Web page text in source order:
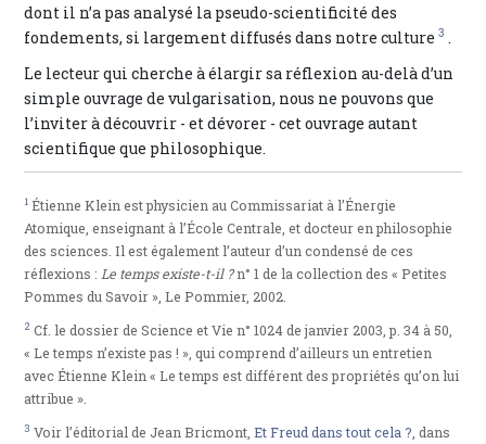
dont il n’a pas analysé la pseudo-scientificité des
fondements, si largement diffusés dans notre culture 3 .
Le lecteur qui cherche à élargir sa réflexion au-delà d’un
simple ouvrage de vulgarisation, nous ne pouvons que
l’inviter à découvrir - et dévorer - cet ouvrage autant
scientifique que philosophique.
1 Étienne Klein est physicien au Commissariat à l’Énergie
Atomique, enseignant à l’École Centrale, et docteur en philosophie
des sciences. Il est également l’auteur d’un condensé de ces
réflexions : Le temps existe-t-il ?n° 1 de la collection des « Petites
Pommes du Savoir », Le Pommier, 2002.
2 Cf. le dossier de Science et Vie n° 1024 de janvier 2003, p. 34 à 50,
« Le temps n’existe pas ! », qui comprend d’ailleurs un entretien
avec Étienne Klein « Le temps est différent des propriétés qu’on lui
attribue ».
3 Voir l’éditorial de Jean Bricmont,Et Freud dans tout cela ? , dans